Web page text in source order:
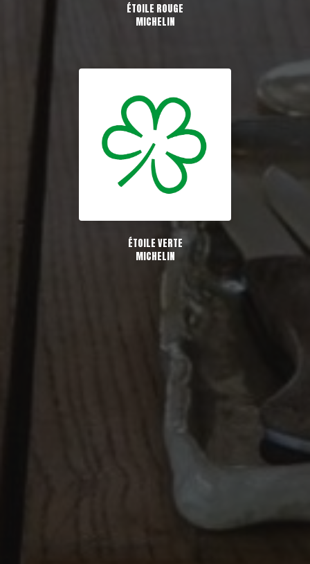
ÉTOILE ROUGE
MICHELIN
ÉTOILE VERTE
MICHELIN